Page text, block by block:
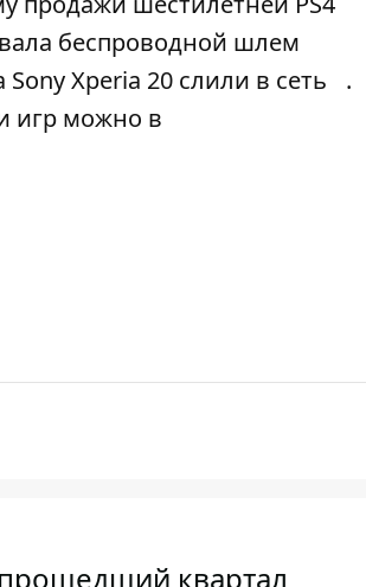
беспроводной шлем
Xperia 20 слили в сеть
.
игр можно в
квартал